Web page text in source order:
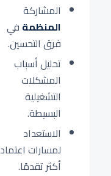
المشاركة
المنظمة في
فرق التحسين.
تحليل أسباب
المشكلات
التشغيلية
البسيطة.
الاستعداد
لمسارات اعتماد
أكثر تقدمًا.